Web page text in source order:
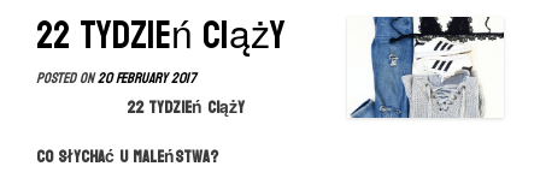
22 tydzień ciąży
Posted on20 February 2017
22 tydzień ciąży
Co słychać u maleństwa?